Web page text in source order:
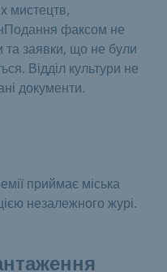
мистецтв,
факсом не
та заявки, що не були
Відділ культури не
документи.
приймає міська
незалежного журі.